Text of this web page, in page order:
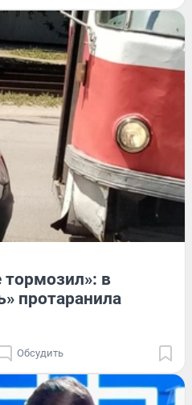
тормозил»: в
протаранила
Обсудить